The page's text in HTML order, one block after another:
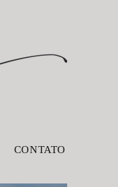
CONTATO